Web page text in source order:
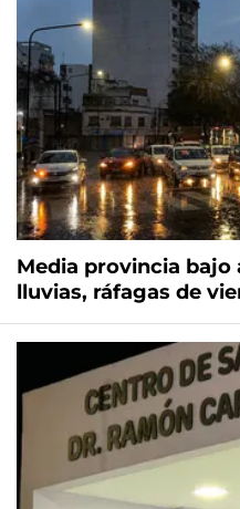
Media provincia bajo
lluvias, ráfagas de